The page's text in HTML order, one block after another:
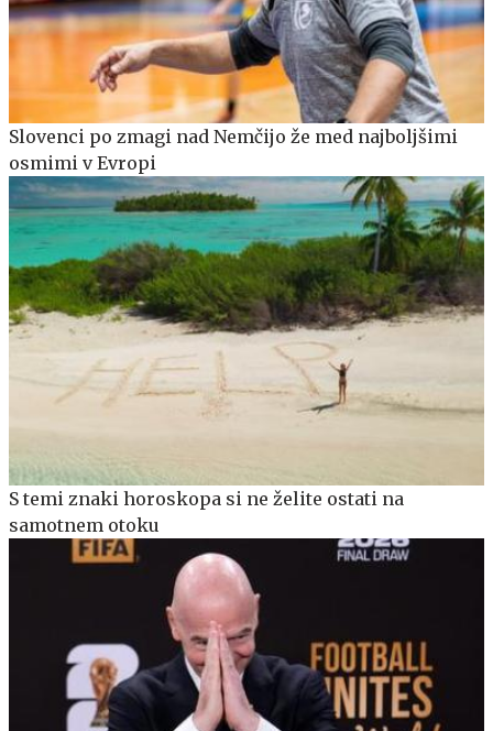
Slovenci po zmagi nad Nemčijo že med najboljšimi
osmimi v Evropi
S temi znaki horoskopa si ne želite ostati na
samotnem otoku